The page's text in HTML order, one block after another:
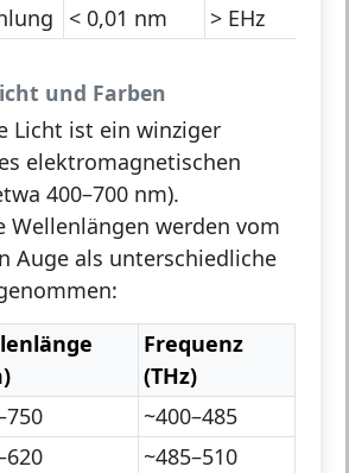
< 0,01 nm > EHz
und Farben
Licht ist ein winziger
elektromagnetischen
400–700 nm).
Wellenlängen werden vom
Auge als unterschiedliche
Frequenz
(THz)
~400–485
~485–510